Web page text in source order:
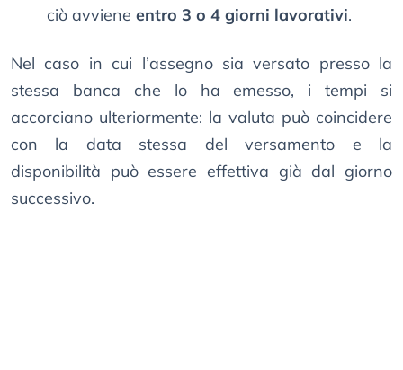
ciò avviene entro 3 o 4 giorni lavorativi.
Nel caso in cui l’assegno sia versato presso la
stessa banca che lo ha emesso, i tempi si
accorciano ulteriormente: la valuta può coincidere
con la data stessa del versamento e la
disponibilità può essere effettiva già dal giorno
successivo.